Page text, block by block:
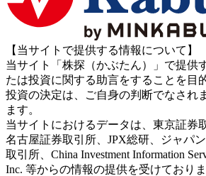
【当サイトで提供する情報について】
当サイト「株探（かぶたん）」で提供
たは投資に関する助言をすることを目
投資の決定は、ご自身の判断でなされ
ます。
当サイトにおけるデータは、東京証券
名古屋証券取引所、JPX総研、ジャパ
取引所、China Investment Information
Inc. 等からの情報の提供を受けており